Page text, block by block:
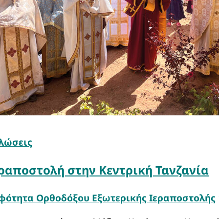
στην Κεντρική Τανζανία
Ορθοδόξου Εξωτερικής Ιεραποστολής